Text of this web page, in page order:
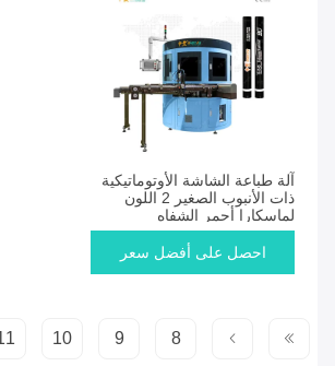
آلة طباعة الشاشة الأوتوماتيكية
ذات الأنبوب الصغير 2 اللون
لماسكارا أحمر الشفاه
احصل على أفضل سعر
8
9
10